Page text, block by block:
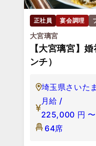
正社員 宴会調理
大宮璃宮
【大宮璃宮】
ンチ）
埼玉県さいた
月給 /
225,000 円 〜
64席